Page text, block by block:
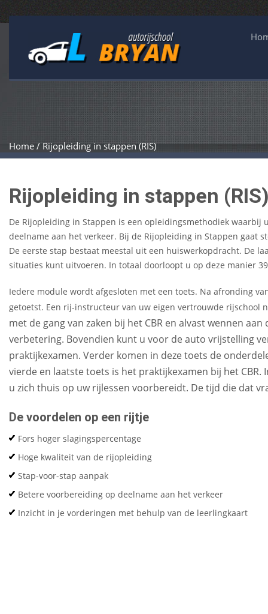
Home / Rijopleiding in stappen (RIS)
Rijopleiding in stappen
De Rijopleiding in Stappen is een opleidingsmethodiek
deelname aan het verkeer. Bij de Rijopleiding in Stappen gaat
De eerste stap bestaat meestal uit een huiswerkopdracht. De
situaties kunt uitvoeren. In totaal doorloopt u op deze manier
Iedere module wordt afgesloten met een toets. Na afronding
getoetst. Een rij-instructeur van uw eigen vertrouwde rijschool
met de gang van zaken bij het CBR en alvast wennen
verbetering. Bovendien kunt u voor de auto vrijstelling
praktijkexamen. Verder komen in deze toets de
vierde en laatste toets is het praktijkexamen bij het
u zich thuis op uw rijlessen voorbereidt. De tijd die dat
De voordelen op een rijtje
Fors hoger slagingspercentage
Hoge kwaliteit van de rijopleiding
Stap-voor-stap aanpak
Betere voorbereiding op deelname aan het verkeer
Inzicht in je vorderingen met behulp van de leerlingkaart